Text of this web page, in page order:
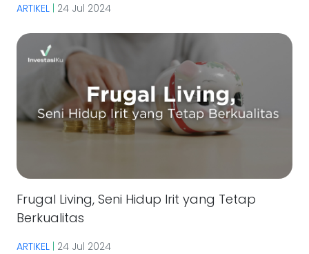
ARTIKEL 24 Jul 2024
Frugal Living, Seni Hidup Irit yang Tetap
Berkualitas
ARTIKEL | 24 Jul 2024